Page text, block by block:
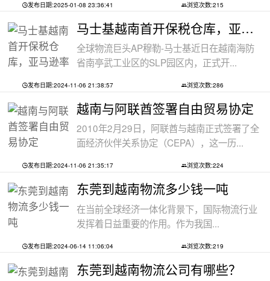
发布日期:2025-01-08 23:36:41 浏览次数:215
马士基越南首开保税仓库，亚马逊率先入
全球物流巨头AP穆勒-马士基近日在越南海防
省南亭武工业区的SLP园区内，正式开...
发布日期:2024-11-06 21:38:57 浏览次数:286
越南与阿联酋签署自由贸易协定
2010年2月29日，阿联酋与越南正式签署了全
面经济伙伴关系协定（CEPA），这一历...
发布日期:2024-11-06 21:35:17 浏览次数:224
东莞到越南物流多少钱一吨
在当前全球经济一体化背景下，国际物流行业
发挥着日益重要的作用。作为我国...
发布日期:2024-06-14 11:06:04 浏览次数:219
东莞到越南物流公司有哪些？